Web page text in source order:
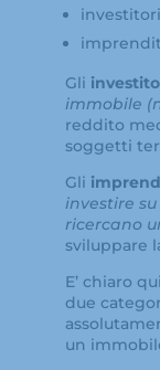
Gli
immobile
reddito
soggetti
Gli
investire
ricercano
sviluppare
E’ chiaro
due
un